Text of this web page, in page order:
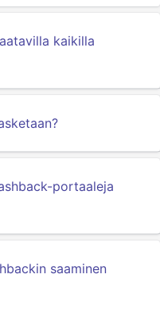
kaikilla
portaaleja
saaminen